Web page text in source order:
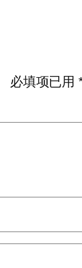
必填项已用